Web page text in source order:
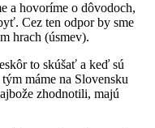
a hovoríme o dôvodoch,
Cez ten odpor by sme
hrach (úsmev).
to skúšať a keď sú
máme na Slovensku
zhodnotili, majú